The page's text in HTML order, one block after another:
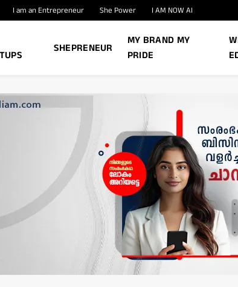
I am an Entrepreneur She Power I AM NOW AI
SHEPRENEUR
MY BRAND MY
PRIDE